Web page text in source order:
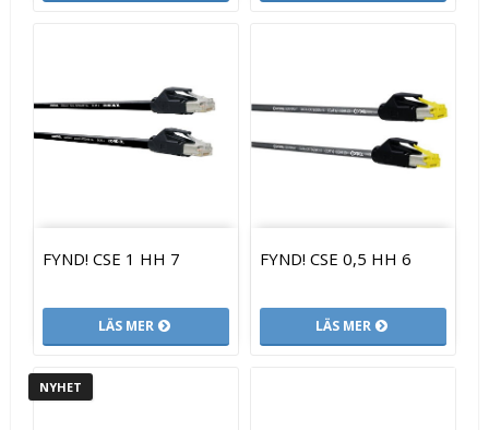
FYND! CSE 1 HH 7
LÄS MER
FYND! CSE 0,5 HH 6
LÄS MER
NYHET